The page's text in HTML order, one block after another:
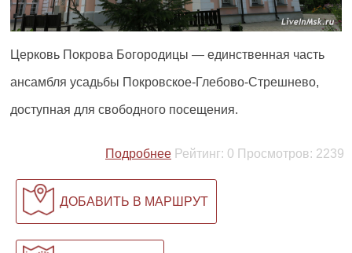
Церковь Покрова Богородицы — единственная часть
ансамбля усадьбы Покровское-Глебово-Стрешнево,
доступная для свободного посещения.
Подробнее Рейтинг: 0 Просмотров: 2239
ДОБАВИТЬ В МАРШРУТ